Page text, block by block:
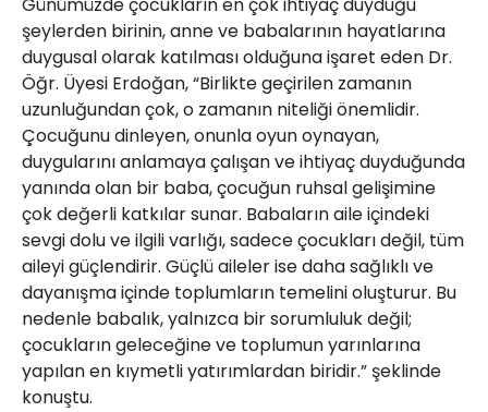
Günümüzde çocukların en çok ihtiyaç duyduğu
şeylerden birinin, anne ve babalarının hayatlarına
duygusal olarak katılması olduğuna işaret eden Dr.
Öğr. Üyesi Erdoğan, “Birlikte geçirilen zamanın
uzunluğundan çok, o zamanın niteliği önemlidir.
Çocuğunu dinleyen, onunla oyun oynayan,
duygularını anlamaya çalışan ve ihtiyaç duyduğunda
yanında olan bir baba, çocuğun ruhsal gelişimine
çok değerli katkılar sunar. Babaların aile içindeki
sevgi dolu ve ilgili varlığı, sadece çocukları değil, tüm
aileyi güçlendirir. Güçlü aileler ise daha sağlıklı ve
dayanışma içinde toplumların temelini oluşturur. Bu
nedenle babalık, yalnızca bir sorumluluk değil;
çocukların geleceğine ve toplumun yarınlarına
yapılan en kıymetli yatırımlardan biridir.” şeklinde
konuştu.